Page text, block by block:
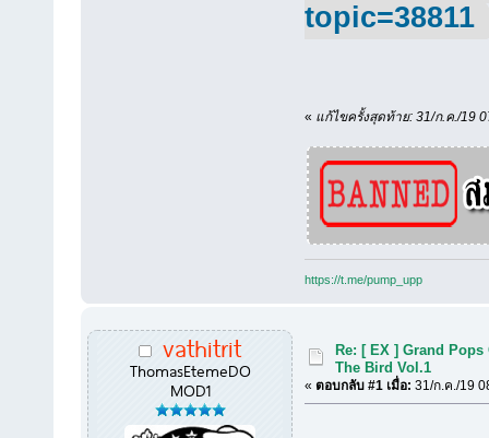
topic=38811
« แก้ไขครั้งสุดท้าย: 31/ก.ค./19
https://t.me/pump_upp
vathitrit
ThomasEtemeDO
MOD1
Re: [ EX ] Grand
The Bird Vol.1
« ตอบกลับ #1 เมื่อ: 31/ก.ค./19